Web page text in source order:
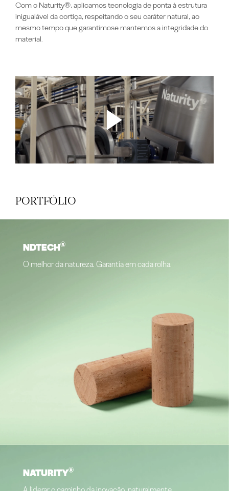
Com o Naturity®, aplicamos tecnologia de ponta à estrutura
inigualável da cortiça, respeitando o seu caráter natural, ao
mesmo tempo que garantimose mantemos a integridade do
material.
PORTFÓLIO
NDTECH®
O melhor da natureza. Garantia em cada rolha.
NATURITY®